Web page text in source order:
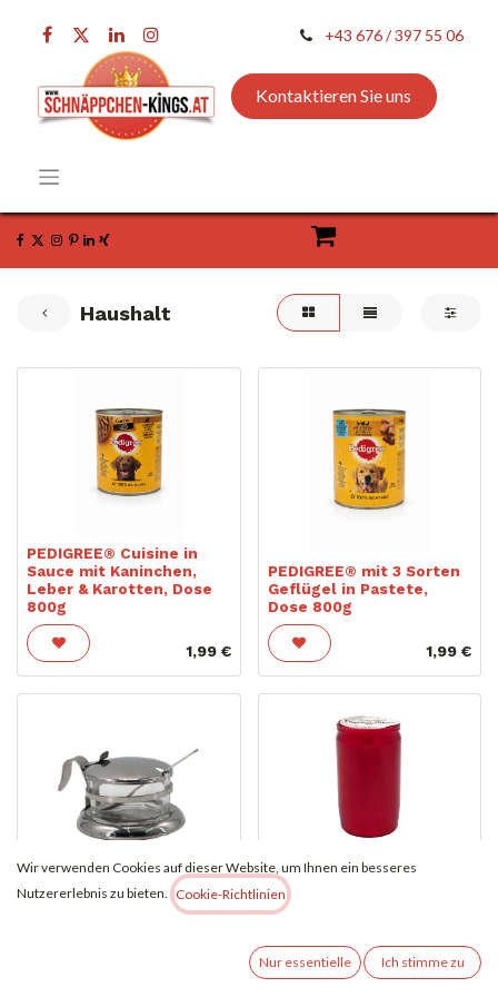
+43 676 / 397 55 06
Kontaktieren Sie uns
Haushalt
PEDIGREE® Cuisine in
Sauce mit Kaninchen,
Leber & Karotten, Dose
800g
1,99€
PEDIGREE® mit 3 Sorten
Geflügel in Pastete,
Dose 800g
1,99 €
Parmesandose mit Löffel
Ölkerze 3 Tage Rot |
Erstklassige Qualität |
9,5cm
1,10€
Wir verwenden Cookies auf dieser Website, um Ihnen ein besseres
Nutzererlebnis zu bieten.
Cookie-Richtlinien
Nur essentielle Ich stimme zu